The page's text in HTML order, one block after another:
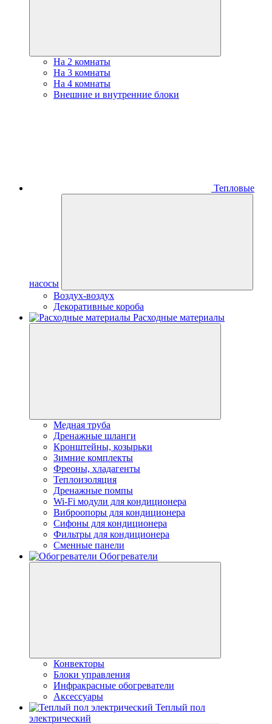
На 2 комнаты
На 3 комнаты
На 4 комнаты
Внешние и внутренние блоки
Тепловые
насосы
Воздух-воздух
Декоративные короба
Расходные материалы
Медная труба
Дренажные шланги
Кронштейны, козырьки
Зимние комплекты
Фреоны, хладагенты
Теплоизоляция
Дренажные помпы
Wi-Fi модули для кондиционера
Виброопоры для кондиционера
Сифоны для кондиционера
Фильтры для кондиционера
Сменные панели
Обогреватели
Конвекторы
Блоки управления
Инфракрасные обогреватели
Аксессуары
Теплый пол
электрический